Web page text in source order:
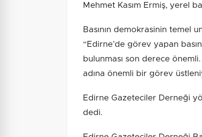
Mehmet Kasım Ermiş, yerel
Basının demokrasinin temel
“Edirne’de görev yapan
bulunması son derece
adına önemli bir görev
Edirne Gazeteciler Derneği
dedi.